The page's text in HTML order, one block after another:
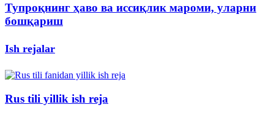
Тупроқнинг ҳаво ва иссиқлик мароми, уларни
бошқариш
Ish rejalar
Rus tili yillik ish reja